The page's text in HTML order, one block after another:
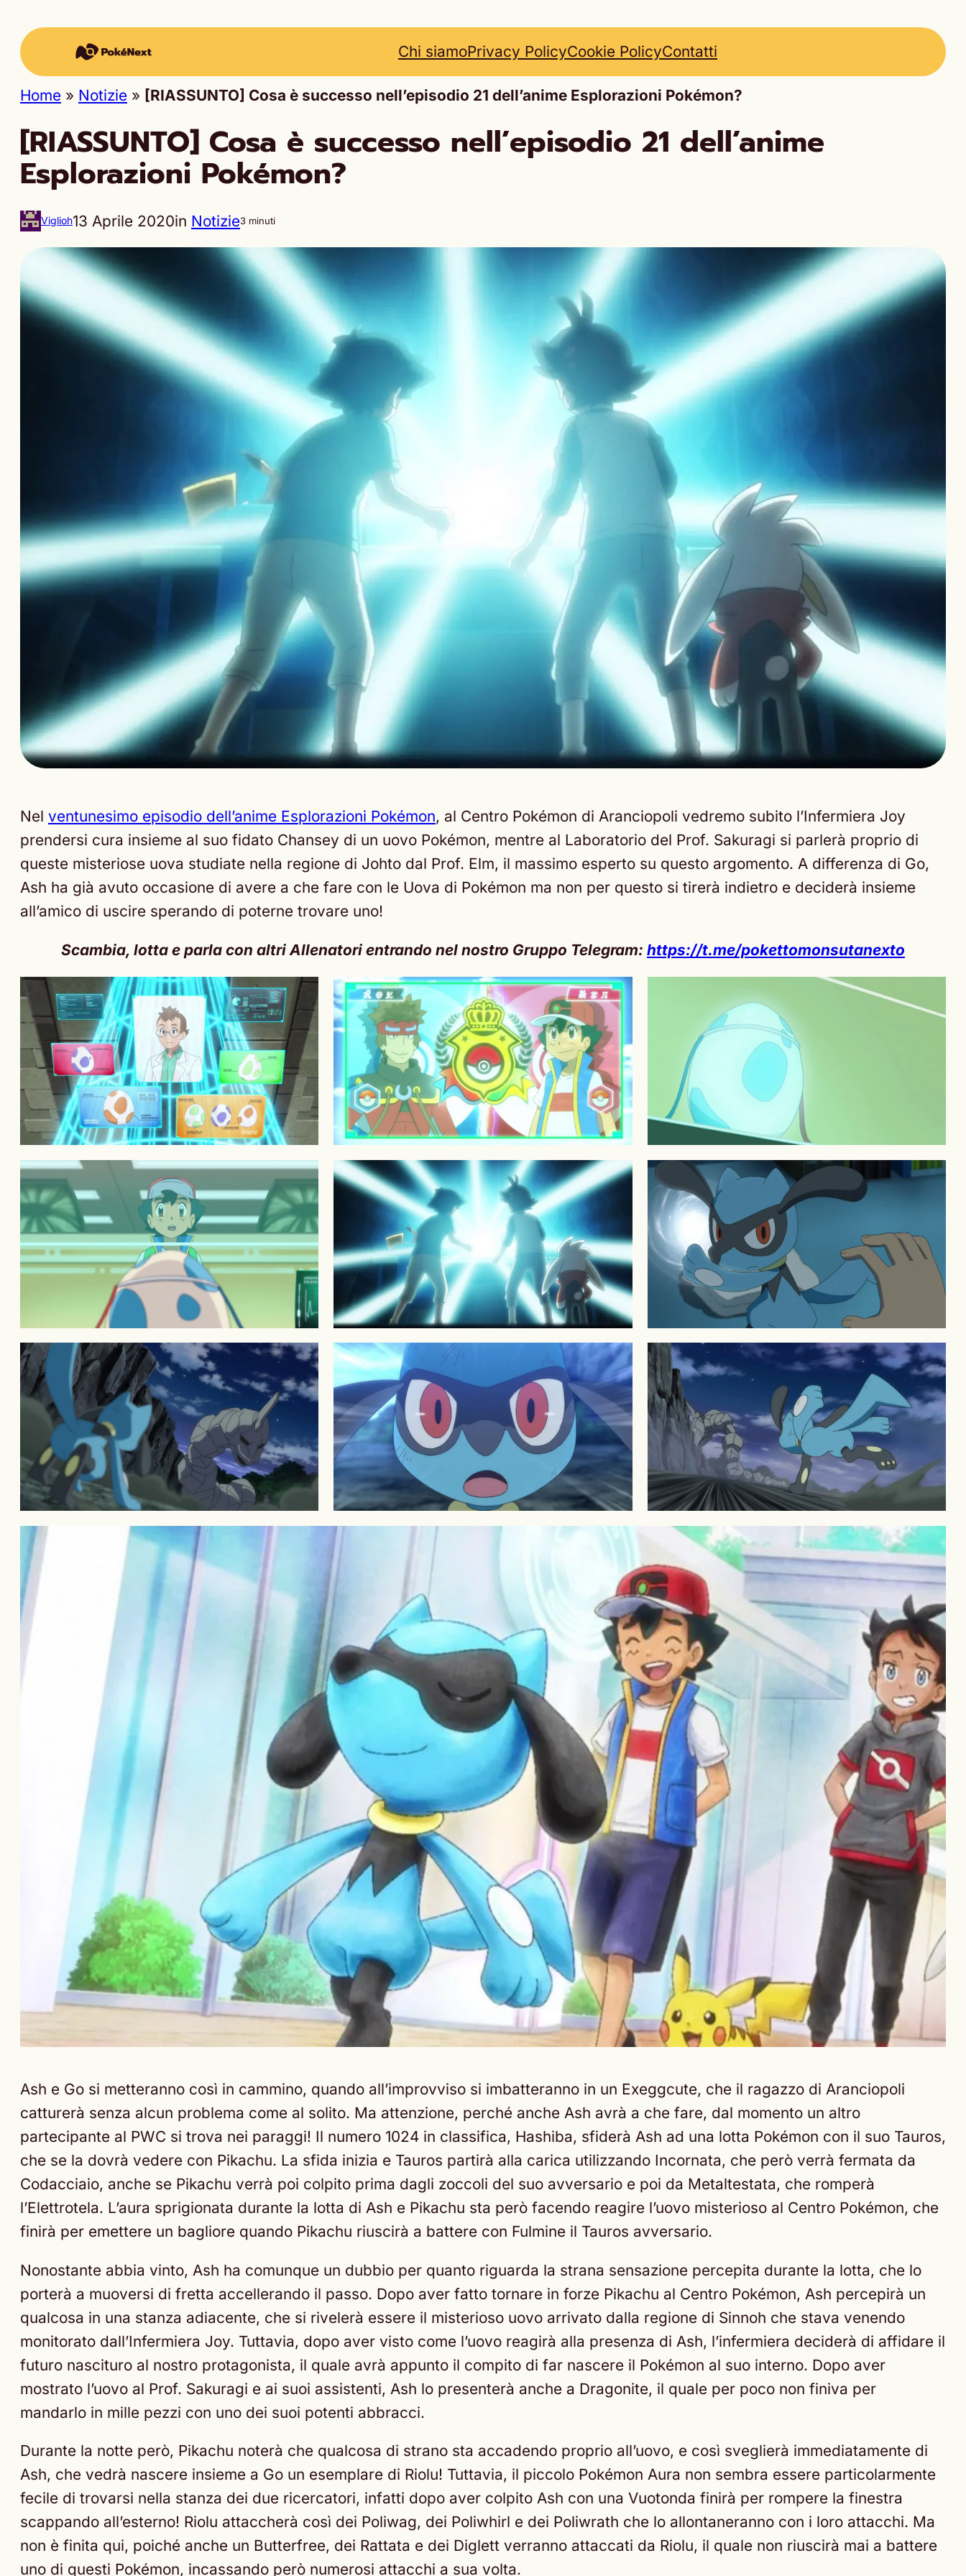
Chi siamoPrivacy PolicyCookie PolicyContatti
Home » Notizie » [RIASSUNTO] Cosa è successo nell’episodio 21 dell’anime Esplorazioni Pokémon?
[RIASSUNTO] Cosa è successo nell’episodio 21 dell’anime
Esplorazioni Pokémon?
Viglioh13 Aprile 2020in Notizie3 minuti
Nel ventunesimo episodio dell’anime Esplorazioni Pokémon, al Centro Pokémon di Aranciopoli vedremo subito l’Infermiera Joy
prendersi cura insieme al suo fidato Chansey di un uovo Pokémon, mentre al Laboratorio del Prof. Sakuragi si parlerà proprio di
queste misteriose uova studiate nella regione di Johto dal Prof. Elm, il massimo esperto su questo argomento. A differenza di Go,
Ash ha già avuto occasione di avere a che fare con le Uova di Pokémon ma non per questo si tirerà indietro e deciderà insieme
all’amico di uscire sperando di poterne trovare uno!
Scambia, lotta e parla con altri Allenatori entrando nel nostro Gruppo Telegram: https://t.me/pokettomonsutanexto
Ash e Go si metteranno così in cammino, quando all’improvviso si imbatteranno in un Exeggcute, che il ragazzo di Aranciopoli
catturerà senza alcun problema come al solito. Ma attenzione, perché anche Ash avrà a che fare, dal momento un altro
partecipante al PWC si trova nei paraggi! Il numero 1024 in classifica, Hashiba, sfiderà Ash ad una lotta Pokémon con il suo Tauros,
che se la dovrà vedere con Pikachu. La sfida inizia e Tauros partirà alla carica utilizzando Incornata, che però verrà fermata da
Codacciaio, anche se Pikachu verrà poi colpito prima dagli zoccoli del suo avversario e poi da Metaltestata, che romperà
l’Elettrotela. L’aura sprigionata durante la lotta di Ash e Pikachu sta però facendo reagire l’uovo misterioso al Centro Pokémon, che
finirà per emettere un bagliore quando Pikachu riuscirà a battere con Fulmine il Tauros avversario.
Nonostante abbia vinto, Ash ha comunque un dubbio per quanto riguarda la strana sensazione percepita durante la lotta, che lo
porterà a muoversi di fretta accellerando il passo. Dopo aver fatto tornare in forze Pikachu al Centro Pokémon, Ash percepirà un
qualcosa in una stanza adiacente, che si rivelerà essere il misterioso uovo arrivato dalla regione di Sinnoh che stava venendo
monitorato dall’Infermiera Joy. Tuttavia, dopo aver visto come l’uovo reagirà alla presenza di Ash, l’infermiera deciderà di affidare il
futuro nascituro al nostro protagonista, il quale avrà appunto il compito di far nascere il Pokémon al suo interno. Dopo aver
mostrato l’uovo al Prof. Sakuragi e ai suoi assistenti, Ash lo presenterà anche a Dragonite, il quale per poco non finiva per
mandarlo in mille pezzi con uno dei suoi potenti abbracci.
Durante la notte però, Pikachu noterà che qualcosa di strano sta accadendo proprio all’uovo, e così sveglierà immediatamente di
Ash, che vedrà nascere insieme a Go un esemplare di Riolu! Tuttavia, il piccolo Pokémon Aura non sembra essere particolarmente
fecile di trovarsi nella stanza dei due ricercatori, infatti dopo aver colpito Ash con una Vuotonda finirà per rompere la finestra
scappando all’esterno! Riolu attaccherà così dei Poliwag, dei Poliwhirl e dei Poliwrath che lo allontaneranno con i loro attacchi. Ma
non è finita qui, poiché anche un Butterfree, dei Rattata e dei Diglett verranno attaccati da Riolu, il quale non riuscirà mai a battere
uno di questi Pokémon, incassando però numerosi attacchi a sua volta.